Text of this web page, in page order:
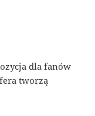
dla fanów
tworzą